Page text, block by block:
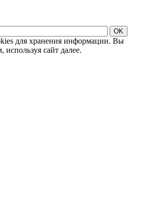
для хранения информации. Вы
используя сайт далее.